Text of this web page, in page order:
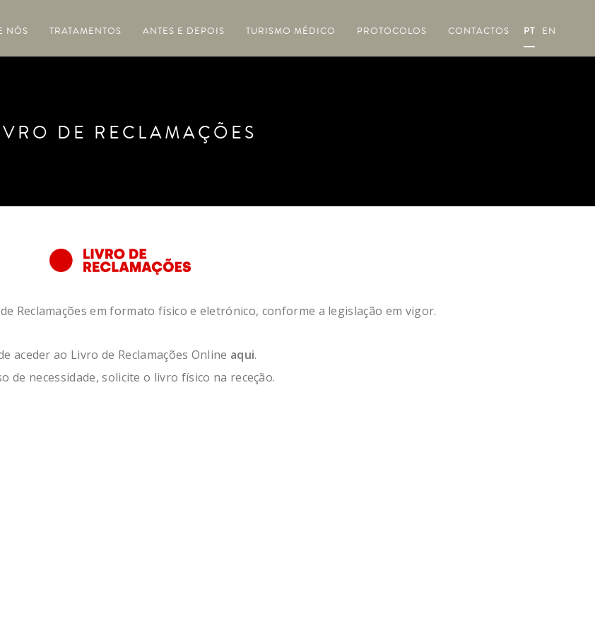
NÓS TRATAMENTOS ANTES E DEPOIS TURISMO MÉDICO PROTOCOLOS CONTACTOS PT EN
DE RECLAMAÇÕES
Reclamações em formato físico e eletrónico, conforme a legislação em vigor.
aceder ao Livro de Reclamações Online aqui.
de necessidade, solicite o livro físico na receção.